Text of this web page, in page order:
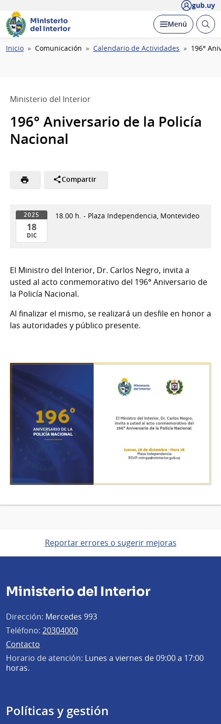
gub.uy
Ministerio
del Interior
Desplegar
Menú Abrir
Ruta
Inicio Comunicación Calendario de Actividades 196°
Ministerio del Interior
196° Aniversario de la Policía
Nacional
Compartir
2025
18
DIC
Dic
del
2025
18.00 h. - Plaza Independencia, Montevideo
El Ministro del Interior, Dr. Carlos Negro, invita a
usted al acto conmemorativo del 196° Aniversario de
la Policía Nacional.
Al finalizar el mismo, se realizará un desfile en honor a
las autoridades y público presente.
Reportar errores o sugerir mejoras
Ministerio del Interior
Dirección: Mercedes 993
Teléfono: 20304000
Contacto
Horario de atención: Lunes a viernes de 09:00 a 17:00
horas.
Políticas y gestión